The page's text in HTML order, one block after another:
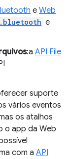
e Web
e
:a API File
suporte
vários eventos
os atalhos
o app da Web
com a API